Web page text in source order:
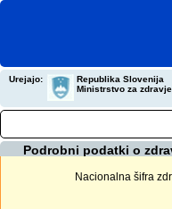
Urejajo:
Republika Slovenija
Ministrstvo za zdravje
Podrobni podatki o
Nacionalna šifra